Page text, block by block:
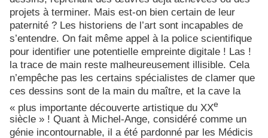
projets à terminer. Mais est-on bien certain de leur
paternité ? Les historiens de l’art sont incapables de
s’entendre. On fait même appel à la police scientifique
pour identifier une potentielle empreinte digitale ! Las !
la trace de main reste malheureusement illisible. Cela
n’empêche pas les certains spécialistes de clamer que
ces dessins sont de la main du maître, et la cave la
« plus importante découverte artistique du XXe
siècle » ! Quant à Michel-Ange, considéré comme un
génie incontournable, il a été pardonné par les Médicis